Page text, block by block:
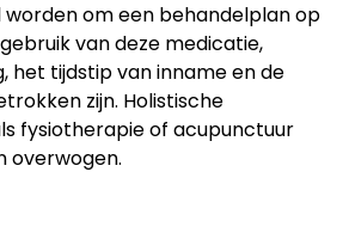
worden om een behandelplan op
van deze medicatie,
het tijdstip van inname en de
zijn. Holistische
fysiotherapie of acupunctuur
overwogen.